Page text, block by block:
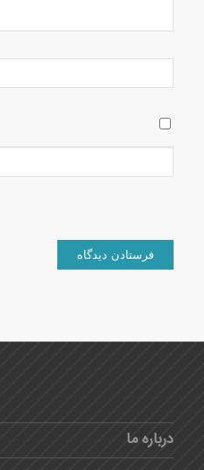
درباره ما